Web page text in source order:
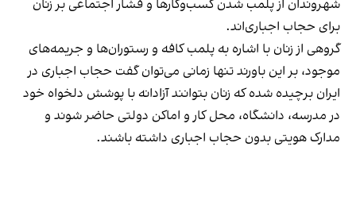
شهروندان از پلمب شدن کسب‌وکارها و فشار اجتماعی بر زنان
برای حجاب اجباری‌اند.
گروهی از زنان با اشاره به پلمب کافه و رستوران‌ها و جریمه‌های
موجود، بر این باورند تنها زمانی می‌توان گفت حجاب اجباری در
ایران برچیده شده که زنان بتوانند آزادانه با پوشش دلخواه خود
در مدرسه، دانشگاه، محل کار و اماکن دولتی حاضر شوند و
مدارک هویتی بدون حجاب اجباری داشته باشند.